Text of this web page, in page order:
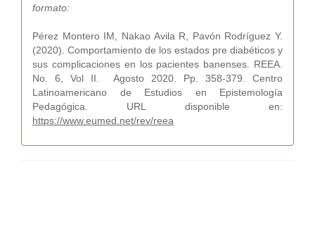
formato:
Pérez Montero IM, Nakao Avila R, Pavón Rodríguez Y.
(2020). Comportamiento de los estados pre diabéticos y
sus complicaciones en los pacientes banenses. REEA.
No. 6, Vol II. Agosto 2020. Pp. 358-379. Centro
Latinoamericano de Estudios en Epistemología
Pedagógica. URL disponible en:
https://www.eumed.net/rev/reea